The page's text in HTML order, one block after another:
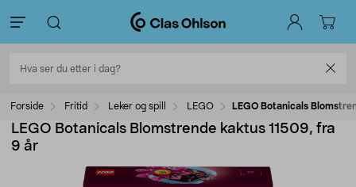
Forside Fritid Leker og spill LEGO LEGO Botanicals
LEGO Botanicals Blomstrende kaktus 11509, fra
9 år